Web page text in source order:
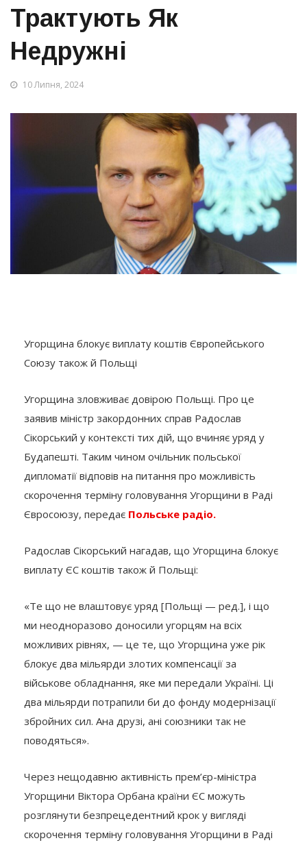
Трактують Як
Недружні
10 Липня, 2024
Угорщина блокує виплату коштів Європейського
Союзу також й Польщі
Угорщина зловживає довірою Польщі. Про це
заявив міністр закордонних справ Радослав
Сікорський у контексті тих дій, що вчиняє уряд у
Будапешті. Таким чином очільник польської
дипломатії відповів на питання про можливість
скорочення терміну головування Угорщини в Раді
Євросоюзу, передає Польське радіо.
Радослав Сікорський нагадав, що Угорщина блокує
виплату ЄС коштів також й Польщі:
«Те що не влаштовує уряд [Польщі — ред.], і що
ми неодноразово доносили угорцям на всіх
можливих рівнях, — це те, що Угорщина уже рік
блокує два мільярди злотих компенсації за
військове обладнання, яке ми передали Україні. Ці
два мільярди потрапили би до фонду модернізації
збройних сил. Ана друзі, ані союзники так не
поводяться».
Через нещодавню активність прем’єр-міністра
Угорщини Віктора Орбана країни ЄС можуть
розглянути безпрецедентний крок у вигляді
скорочення терміну головування Угорщини в Раді